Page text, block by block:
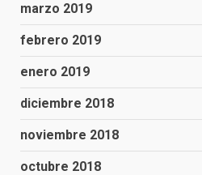
marzo 2019
febrero 2019
enero 2019
diciembre 2018
noviembre 2018
octubre 2018